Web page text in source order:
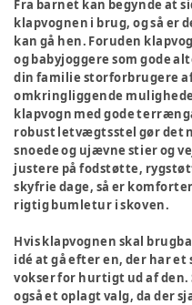
Fra barnet kan begynde at
klapvognen i brug, og så er
kan gå hen. Foruden
og babyjoggere som gode
din familie storforbrugere
omkringliggende
klapvogn med gode
robust letvægtsstel gør det
snoede og ujævne stier og
justere på fodstøtte,
skyfrie dage, så er
rigtig bumletur i skoven.
Hvis klapvognen skal
idé at gå efter en, der har
vokser for hurtigt ud af den.
også et oplagt valg, da der